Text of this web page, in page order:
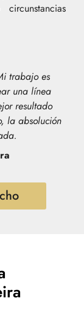
trabajo es
una línea
resultado
la absolución